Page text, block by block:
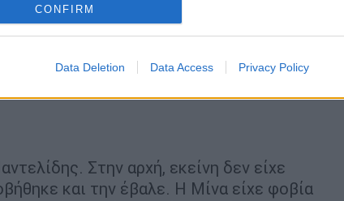
CONFIRM
Data Deletion Data Access Privacy Policy
ένδειξη ότι δεν μπορούσε να
και μπήκαν στο αμάξι. Δεν θα έμπαινε
Στην αρχή, εκείνη δεν είχε
και την έβαλε. Η Μίνα είχε φοβία